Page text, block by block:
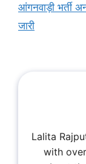
आंगनवाड़ी भर्ती
जारी
Lalita
with